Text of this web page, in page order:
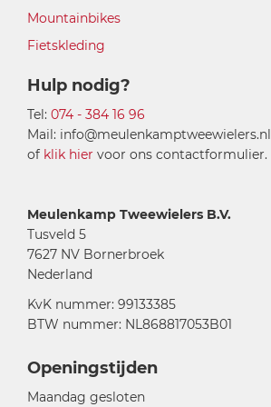
Mountainbikes
Fietskleding
Hulp nodig?
Tel: 074 - 384 16 96
Mail: info@meulenkamptweewielers.nl
of klik hier voor ons contactformulier.
Meulenkamp Tweewielers B.V.
Tusveld 5
7627 NV Bornerbroek
Nederland
KvK nummer: 99133385
BTW nummer: NL868817053B01
Openingstijden
Maandag gesloten